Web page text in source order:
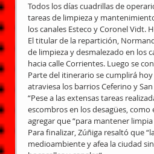
Todos los días cuadrillas de
tareas de limpieza y
los canales Esteco y Coronel Vidt.
El titular de la repartición,
de limpieza y desmalezado en los
hacia calle Corrientes. Luego se
Parte del itinerario se cumplirá
atraviesa los barrios Ceferino y
“Pese a las extensas tareas
escombros en los desagües,
agregar que “para mantener
Para finalizar, Zúñiga resaltó que
medioambiente y afea la ciudad